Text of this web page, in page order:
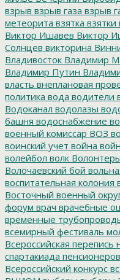
взрыв взрыв газа взрыв
метеорита взятка взятки
Виктор Ишавев Виктор
Солнцев викторина
Владивосток Владимир
Владимир Путин
власть внеплановая
политика вода водители
Водоканал водолазы
башня водоснабжение
военный комиссар ВОЗ
воинский учет война
волейбол волк
Волочаевский бой
воспитательная колония
Восточный военный
форум врач врачебные
временные
всемирный фестиваль
Всероссийская перепись
спартакиада пенсионеров
Всероссийский конкурс